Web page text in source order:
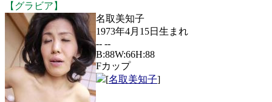
【グラビア】
名取美知子
1973年4月15日生まれ
-- --
B:88W:66H:88
Fカップ
[名取美知子]